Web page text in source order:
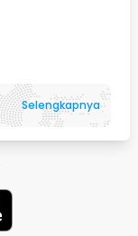
Selengkapnya